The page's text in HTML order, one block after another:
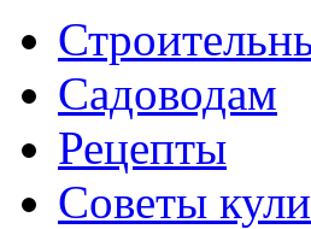
Садоводам
Рецепты
Советы